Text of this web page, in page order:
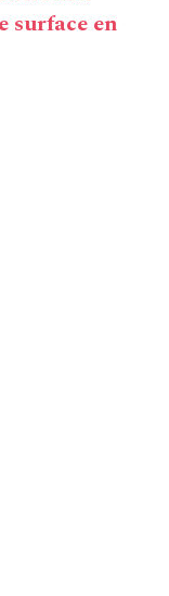
surface en